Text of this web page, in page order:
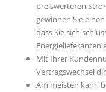
preiswerteren
gewinnen Sie
dass Sie sich
Energielieferanten
Mit Ihrer
Vertragswechsel
Am meisten kann